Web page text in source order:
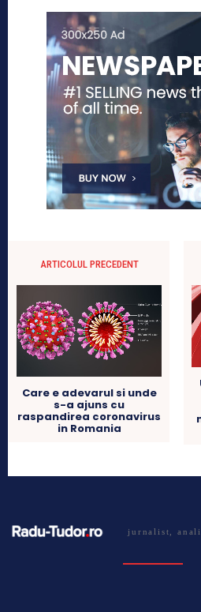
ARTICOLUL PRECEDENT
Care e adevarul si unde
s-a ajuns cu
raspandirea coronavirus
in Romania
jurnalist,